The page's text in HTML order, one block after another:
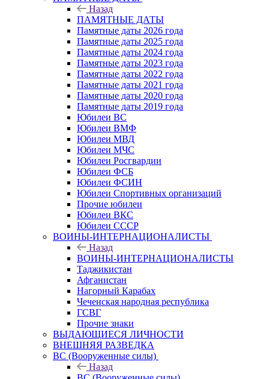
Назад
ПАМЯТНЫЕ ДАТЫ
Памятные даты 2026 года
Памятные даты 2025 года
Памятные даты 2024 года
Памятные даты 2023 года
Памятные даты 2022 года
Памятные даты 2021 года
Памятные даты 2020 года
Памятные даты 2019 года
Юбилеи ВС
Юбилеи ВМФ
Юбилеи МВД
Юбилеи МЧС
Юбилеи Росгвардии
Юбилеи ФСБ
Юбилеи ФСИН
Юбилеи Спортивных организаций
Прочие юбилеи
Юбилеи ВКС
Юбилеи СССР
ВОИНЫ-ИНТЕРНАЦИОНАЛИСТЫ
Назад
ВОИНЫ-ИНТЕРНАЦИОНАЛИСТЫ
Таджикистан
Афганистан
Нагорный Карабах
Чеченская народная республика
ГСВГ
Прочие знаки
ВЫДАЮЩИЕСЯ ЛИЧНОСТИ
ВНЕШНЯЯ РАЗВЕДКА
ВС (Вооруженные силы)
Назад